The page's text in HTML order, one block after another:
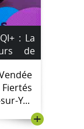
: La
de
Y...
+